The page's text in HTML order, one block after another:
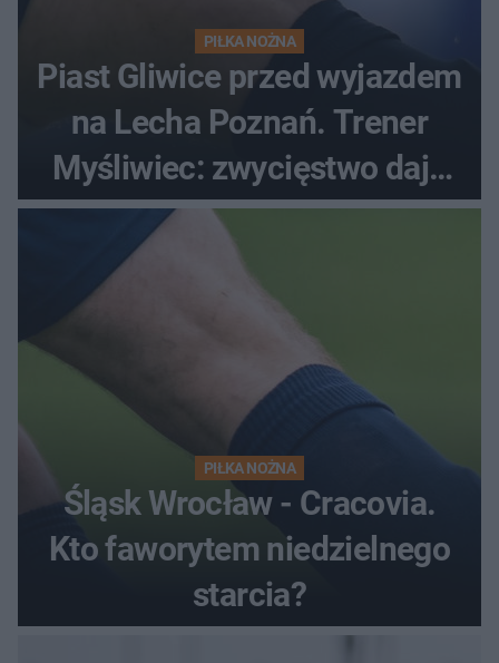
PIŁKA NOŻNA
Piast Gliwice przed wyjazdem
na Lecha Poznań. Trener
Myśliwiec: zwycięstwo daje
satysfakcję
PIŁKA NOŻNA
Śląsk Wrocław - Cracovia.
Kto faworytem niedzielnego
starcia?